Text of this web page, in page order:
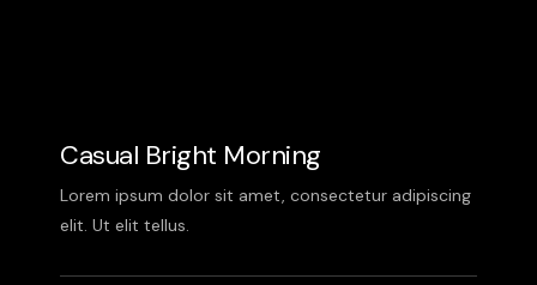
Casual Bright Morning
Lorem ipsum dolor sit amet, consectetur adipiscing
elit. Ut elit tellus.